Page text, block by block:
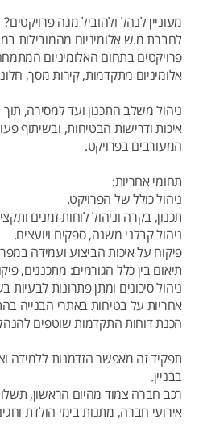
מעוניין לנהל ולהוביל מגה פרויקטים?
לחברת מ.ש אלומיניום מהמובילות
פרויקטים בתחום האלומיניום
אלומיניום מתקדמות, קירות מסך,
ניהול משלב התכנון ועד למסירה,
איכות ודרישות הבטיחות, ובשיתוף
המעורבים בפרויקט.
תחומי אחריות:
ניהול כולל של הפרויקט.
תכנון, בקרה וניהול לוחות זמנים
ניהול קבלני משנה, ספקים ויועצים.
פיקוח על איכות הביצוע ועמידה
תיאום בין כלל הגורמים: מתכננים,
ניהול סיכונים ומתן פתרונות לבעיות
אחריות על בטיחות באתרי הבנייה
הכנת דוחות התקדמות שוטפים
תפקיד זה מאפשר הזדמנות ללמידה
בבניין.
רכב חברה צמוד מהיום הראשון,
אירועי חברה, מתנות בימי הולדת